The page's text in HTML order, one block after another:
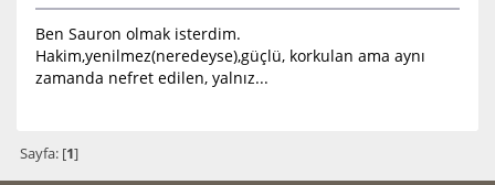
Ben Sauron olmak isterdim.
Hakim,yenilmez(neredeyse),güçlü, korkulan ama aynı
zamanda nefret edilen, yalnız...
Sayfa: [1]